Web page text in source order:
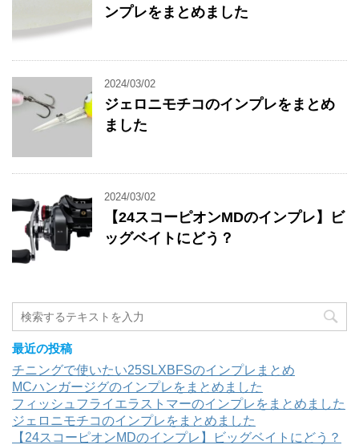
ンプレをまとめました
2024/03/02
ジェロニモチコのインプレをまとめ
ました
2024/03/02
【24スコーピオンMDのインプレ】ビ
ッグベイトにどう？
最近の投稿
チニングで使いたい25SLXBFSのインプレまとめ
MCハンガージグのインプレをまとめました
フィッシュフライエラストマーのインプレをまとめました
ジェロニモチコのインプレをまとめました
【24スコーピオンMDのインプレ】ビッグベイトにどう？